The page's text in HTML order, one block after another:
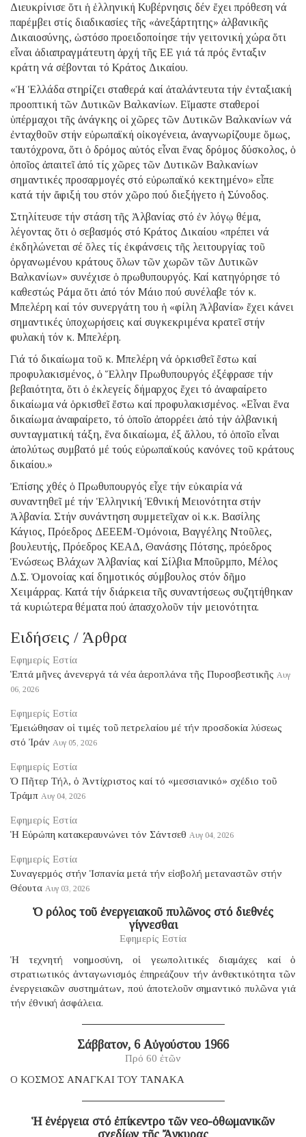
Διευκρίνισε ὅτι ἡ ἑλληνική Κυβέρνησις δέν ἔχει πρόθεση νά
παρέμβει στίς διαδικασίες τῆς «ἀνεξάρτητης» ἀλβανικῆς
Δικαιοσύνης, ὡστόσο προειδοποίησε τήν γειτονική χώρα ὅτι
εἶναι ἀδιαπραγμάτευτη ἀρχή τῆς ΕΕ γιά τά πρός ἔνταξιν
κράτη νά σέβονται τό Κράτος Δικαίου.
«Ἡ Ἑλλάδα στηρίζει σταθερά καί ἀταλάντευτα τήν ἐνταξιακή
προοπτική τῶν Δυτικῶν Βαλκανίων. Εἴμαστε σταθεροί
ὑπέρμαχοι τῆς ἀνάγκης οἱ χῶρες τῶν Δυτικῶν Βαλκανίων νά
ἐνταχθοῦν στήν εὐρωπαϊκή οἰκογένεια, ἀναγνωρίζουμε ὅμως,
ταυτόχρονα, ὅτι ὁ δρόμος αὐτός εἶναι ἕνας δρόμος δύσκολος, ὁ
ὁποῖος ἀπαιτεῖ ἀπό τίς χῶρες τῶν Δυτικῶν Βαλκανίων
σημαντικές προσαρμογές στό εὐρωπαϊκό κεκτημένο» εἶπε
κατά τήν ἄφιξή του στόν χῶρο πού διεξήγετο ἡ Σύνοδος.
Στηλίτευσε τήν στάση τῆς Ἀλβανίας στό ἐν λόγῳ θέμα,
λέγοντας ὅτι ὁ σεβασμός στό Κράτος Δικαίου «πρέπει νά
ἐκδηλώνεται σέ ὅλες τίς ἐκφάνσεις τῆς λειτουργίας τοῦ
ὀργανωμένου κράτους ὅλων τῶν χωρῶν τῶν Δυτικῶν
Βαλκανίων» συνέχισε ὁ πρωθυπουργός. Καί κατηγόρησε τό
καθεστώς Ράμα ὅτι ἀπό τόν Μάιο πού συνέλαβε τόν κ.
Μπελέρη καί τόν συνεργάτη του ἡ «φίλη Ἀλβανία» ἔχει κάνει
σημαντικές ὑποχωρήσεις καί συγκεκριμένα κρατεῖ στήν
φυλακή τόν κ. Μπελέρη.
Γιά τό δικαίωμα τοῦ κ. Μπελέρη νά ὁρκισθεῖ ἔστω καί
προφυλακισμένος, ὁ Ἕλλην Πρωθυπουργός ἐξέφρασε τήν
βεβαιότητα, ὅτι ὁ ἐκλεγείς δήμαρχος ἔχει τό ἀναφαίρετο
δικαίωμα νά ὁρκισθεῖ ἔστω καί προφυλακισμένος. «Εἶναι ἕνα
δικαίωμα ἀναφαίρετο, τό ὁποῖο ἀπορρέει ἀπό τήν ἀλβανική
συνταγματική τάξη, ἕνα δικαίωμα, ἐξ ἄλλου, τό ὁποῖο εἶναι
ἀπολύτως συμβατό μέ τούς εὐρωπαϊκούς κανόνες τοῦ κράτους
δικαίου.»
Ἐπίσης χθές ὁ Πρωθυπουργός εἶχε τήν εὐκαιρία νά
συναντηθεῖ μέ τήν Ἑλληνική Ἐθνική Μειονότητα στήν
Ἀλβανία. Στήν συνάντηση συμμετεῖχαν οἱ κ.κ. Βασίλης
Κάγιος, Πρόεδρος ΔΕΕΕΜ-Ὁμόνοια, Βαγγέλης Ντοῦλες,
βουλευτής, Πρόεδρος ΚΕΑΔ, Θανάσης Πότσης, πρόεδρος
Ἑνώσεως Βλάχων Ἀλβανίας καί Σίλβια Μποῦρμπο, Μέλος
Δ.Σ. Ὁμονοίας καί δημοτικός σύμβουλος στόν δῆμο
Χειμάρρας. Κατά τήν διάρκεια τῆς συναντήσεως συζητήθηκαν
τά κυριώτερα θέματα πού ἀπασχολοῦν τήν μειονότητα.
Ειδήσεις / Άρθρα
Εφημερίς Εστία
Ἑπτά μῆνες ἀνενεργά τά νέα ἀεροπλάνα τῆς Πυροσβεστικῆς Αυγ
06, 2026
Εφημερίς Εστία
Ἐμειώθησαν οἱ τιμές τοῦ πετρελαίου μέ τήν προσδοκία λύσεως
στό Ἰράν Αυγ 05, 2026
Εφημερίς Εστία
Ὁ Πῆτερ Τήλ, ὁ Ἀντίχριστος καί τό «μεσσιανικό» σχέδιο τοῦ
Τράμπ Αυγ 04, 2026
Εφημερίς Εστία
Ἡ Εὐρώπη κατακεραυνώνει τόν Σάντσεθ Αυγ 04, 2026
Εφημερίς Εστία
Συναγερμός στήν Ἱσπανία μετά τήν εἰσβολή μεταναστῶν στήν
Θέουτα Αυγ 03, 2026
Ὁ ρόλος τοῦ ἐνεργειακοῦ πυλῶνος στό διεθνές
γίγνεσθαι
Εφημερίς Εστία
Ἡ τεχνητή νοημοσύνη, οἱ γεωπολιτικές διαμάχες καί ὁ
στρατιωτικός ἀνταγωνισμός ἐπηρεάζουν τήν ἀνθεκτικότητα τῶν
ἐνεργειακῶν συστημάτων, πού ἀποτελοῦν σημαντικό πυλῶνα γιά
τήν ἐθνική ἀσφάλεια.
Σάββατον, 6 Αὐγούστου 1966
Πρό 60 ἐτῶν
Ο ΚΟΣΜΟΣ ΑΝΑΓΚΑΙ ΤΟΥ ΤΑΝΑΚΑ
Ἡ ἐνέργεια στό ἐπίκεντρο τῶν νεο-ὀθωμανικῶν
σχεδίων τῆς Ἄγκυρας